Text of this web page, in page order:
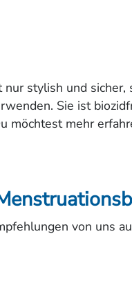
stylish und sicher,
Sie ist
möchtest mehr
von uns